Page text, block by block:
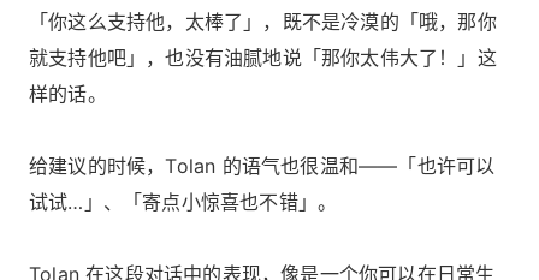
「你这么支持他，太棒了」，既不是冷漠的「哦，那你
就支持他吧」，也没有油腻地说「那你太伟大了！」这
样的话。
给建议的时候，Tolan 的语气也很温和——「也许可以
试试…」、「寄点小惊喜也不错」。
Tolan 在这段对话中的表现，像是一个你可以在日常生